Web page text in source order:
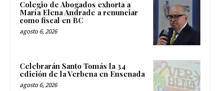
Colegio de Abogados exhorta a
María Elena Andrade a renunciar
como fiscal en BC
agosto 6, 2026
Celebrarán Santo Tomás la 34
edición de la Verbena en Ensenada
agosto 6, 2026